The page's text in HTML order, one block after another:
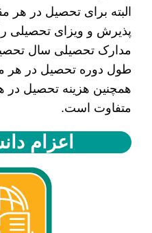
البته برای تحصیل در هر
پذیرش و ویزای تحصیلی را
مدارک تحصیلی سال
طول دوره تحصیل در هر
همچنین هزینه تحصیل
متفاوت است.
اعزام